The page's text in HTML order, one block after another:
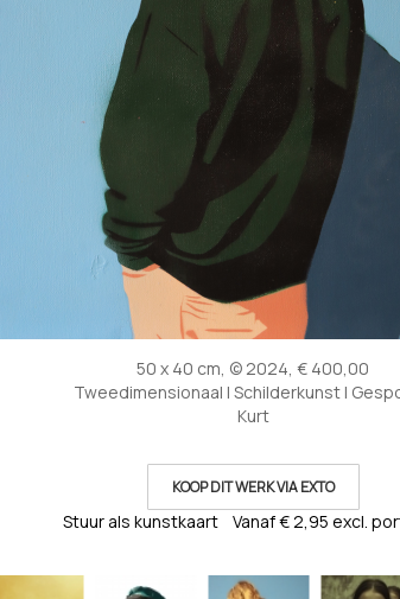
50 x 40 cm, © 2024, € 400,00
Tweedimensionaal | Schilderkunst |
Kurt
KOOP DIT WERK VIA EXTO
Stuur als kunstkaart Vanaf € 2,95 excl.